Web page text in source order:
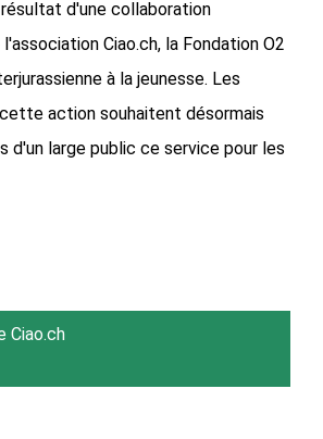
d'une collaboration
Ciao.ch, la Fondation O2
à la jeunesse. Les
action souhaitent désormais
d'un large public ce service pour les
Ciao.ch